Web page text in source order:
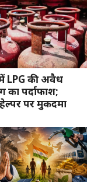
में LPG की अवैध
का पर्दाफाश;
पर मुकदमा